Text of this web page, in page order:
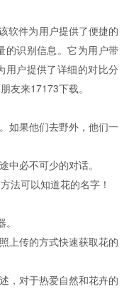
软件为用户提供了便捷的
的识别信息。它为用户带
用户提供了详细的对比分
友来17173下载。
如果他们去野外，他们一
中必不可少的对话。
法可以知道花的名字！
上传的方式快速获取花的
，对于热爱自然和花卉的